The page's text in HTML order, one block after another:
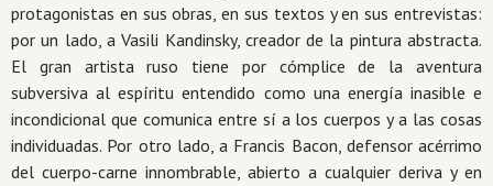
protagonistas en sus obras, en sus textos y en sus entrevistas:
por un lado, a Vasili Kandinsky, creador de la pintura abstracta.
El gran artista ruso tiene por cómplice de la aventura
subversiva al espíritu entendido como una energía inasible e
incondicional que comunica entre sí a los cuerpos y a las cosas
individuadas. Por otro lado, a Francis Bacon, defensor acérrimo
del cuerpo-carne innombrable, abierto a cualquier deriva y en